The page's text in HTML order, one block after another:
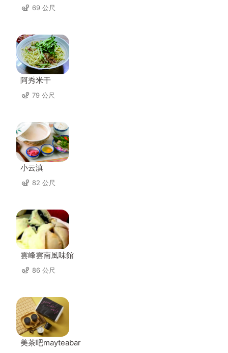
69 公尺
阿秀米干
79 公尺
小云滇
82 公尺
雲峰雲南風味館
86 公尺
美茶吧mayteabar